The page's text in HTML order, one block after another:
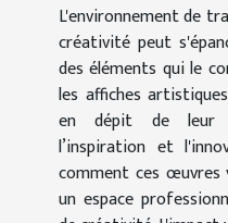
L'environnement de
créativité peut
des éléments qui le
les affiches
en dépit de leur
l’inspiration et
comment ces œuvres
un espace